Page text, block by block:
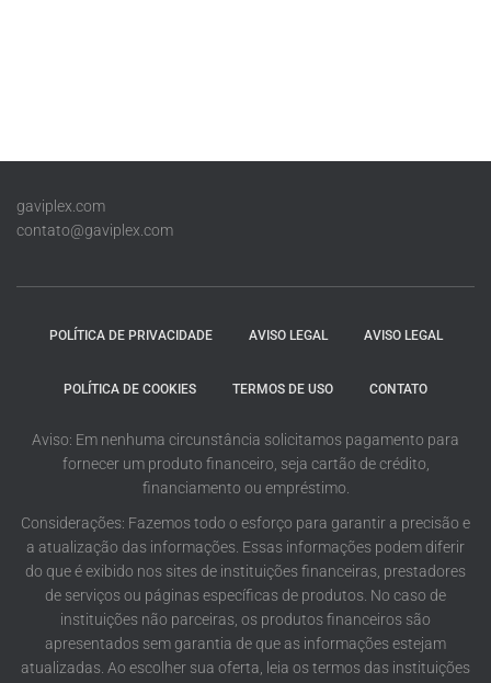
gaviplex.com
contato@gaviplex.com
POLÍTICA DE PRIVACIDADE AVISO LEGAL AVISO LEGAL
POLÍTICA DE COOKIES TERMOS DE USO CONTATO
Aviso: Em nenhuma circunstância solicitamos pagamento para
fornecer um produto financeiro, seja cartão de crédito,
financiamento ou empréstimo.
Considerações: Fazemos todo o esforço para garantir a precisão e
a atualização das informações. Essas informações podem diferir
do que é exibido nos sites de instituições financeiras, prestadores
de serviços ou páginas específicas de produtos. No caso de
instituições não parceiras, os produtos financeiros são
apresentados sem garantia de que as informações estejam
atualizadas. Ao escolher sua oferta, leia os termos das instituições